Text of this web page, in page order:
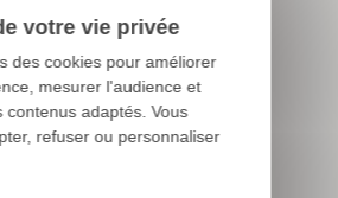
nummularia
votre vie privée
des cookies pour améliorer
mesurer l'audience et
contenus adaptés. Vous
refuser ou personnaliser